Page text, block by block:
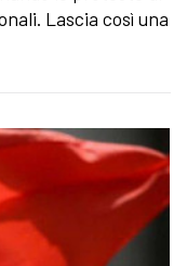
Lascia così una